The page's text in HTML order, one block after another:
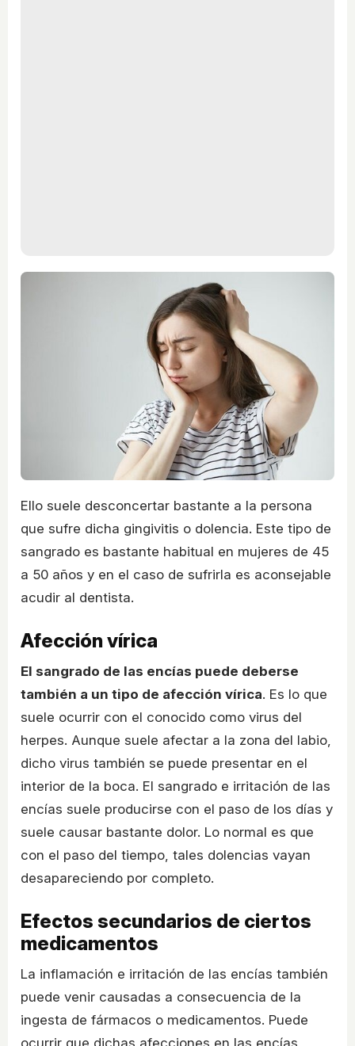
Ello suele desconcertar bastante a la persona
que sufre dicha gingivitis o dolencia. Este tipo de
sangrado es bastante habitual en mujeres de 45
a 50 años y en el caso de sufrirla es aconsejable
acudir al dentista.
Afección vírica
El sangrado de las encías puede deberse
también a un tipo de afección vírica. Es lo que
suele ocurrir con el conocido como virus del
herpes. Aunque suele afectar a la zona del labio,
dicho virus también se puede presentar en el
interior de la boca. El sangrado e irritación de las
encías suele producirse con el paso de los días y
suele causar bastante dolor. Lo normal es que
con el paso del tiempo, tales dolencias vayan
desapareciendo por completo.
Efectos secundarios de ciertos
medicamentos
La inflamación e irritación de las encías también
puede venir causadas a consecuencia de la
ingesta de fármacos o medicamentos. Puede